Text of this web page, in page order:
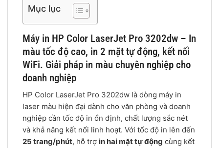
Mục lục
Máy in HP Color LaserJet Pro 3202dw – In
màu tốc độ cao, in 2 mặt tự động, kết nối
WiFi. Giải pháp in màu chuyên nghiệp cho
doanh nghiệp
HP Color LaserJet Pro 3202dw là dòng máy in
laser màu hiện đại dành cho văn phòng và doanh
nghiệp cần tốc độ in ổn định, chất lượng sắc nét
và khả năng kết nối linh hoạt. Với tốc độ in lên đến
25 trang/phút, hỗ trợ in hai mặt tự động cùng kết